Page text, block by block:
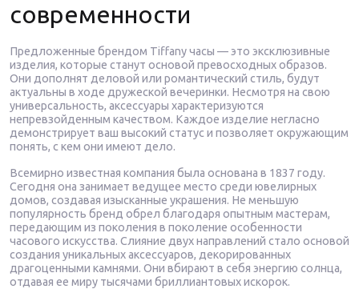
современности
Предложенные брендом Tiffany часы — это эксклюзивные
изделия, которые станут основой превосходных образов.
Они дополнят деловой или романтический стиль, будут
актуальны в ходе дружеской вечеринки. Несмотря на свою
универсальность, аксессуары характеризуются
непревзойденным качеством. Каждое изделие негласно
демонстрирует ваш высокий статус и позволяет окружающим
понять, с кем они имеют дело.
Всемирно известная компания была основана в 1837 году.
Сегодня она занимает ведущее место среди ювелирных
домов, создавая изысканные украшения. Не меньшую
популярность бренд обрел благодаря опытным мастерам,
передающим из поколения в поколение особенности
часового искусства. Слияние двух направлений стало основой
создания уникальных аксессуаров, декорированных
драгоценными камнями. Они вбирают в себя энергию солнца,
отдавая ее миру тысячами бриллиантовых искорок.